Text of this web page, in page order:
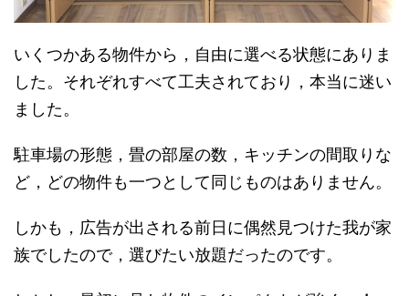
いくつかある物件から，自由に選べる状態にありま
した。それぞれすべて工夫されており，本当に迷い
ました。
駐車場の形態，畳の部屋の数，キッチンの間取りな
ど，どの物件も一つとして同じものはありません。
しかも，広告が出される前日に偶然見つけた我が家
族でしたので，選びたい放題だったのです。